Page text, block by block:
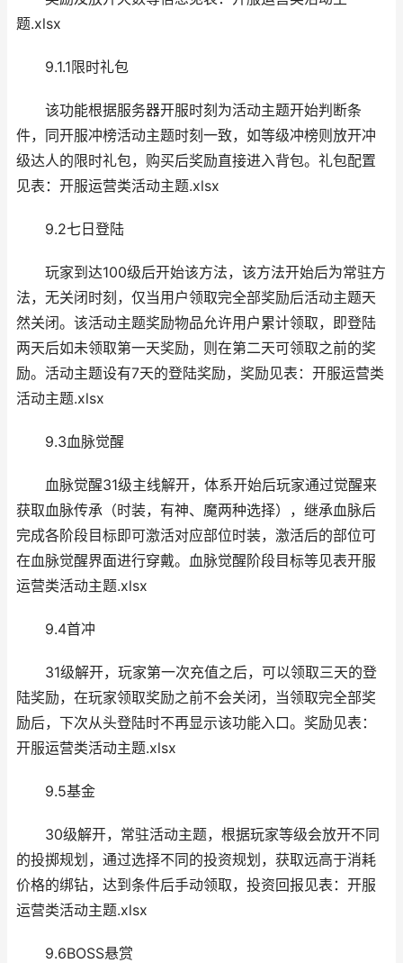
题.xlsx
9.1.1限时礼包
该功能根据服务器开服时刻为活动主题开始判断条
件，同开服冲榜活动主题时刻一致，如等级冲榜则放开冲
级达人的限时礼包，购买后奖励直接进入背包。礼包配置
见表：开服运营类活动主题.xlsx
9.2七日登陆
玩家到达100级后开始该方法，该方法开始后为常驻方
法，无关闭时刻，仅当用户领取完全部奖励后活动主题天
然关闭。该活动主题奖励物品允许用户累计领取，即登陆
两天后如未领取第一天奖励，则在第二天可领取之前的奖
励。活动主题设有7天的登陆奖励，奖励见表：开服运营类
活动主题.xlsx
9.3血脉觉醒
血脉觉醒31级主线解开，体系开始后玩家通过觉醒来
获取血脉传承（时装，有神、魔两种选择），继承血脉后
完成各阶段目标即可激活对应部位时装，激活后的部位可
在血脉觉醒界面进行穿戴。血脉觉醒阶段目标等见表开服
运营类活动主题.xlsx
9.4首冲
31级解开，玩家第一次充值之后，可以领取三天的登
陆奖励，在玩家领取奖励之前不会关闭，当领取完全部奖
励后，下次从头登陆时不再显示该功能入口。奖励见表：
开服运营类活动主题.xlsx
9.5基金
30级解开，常驻活动主题，根据玩家等级会放开不同
的投掷规划，通过选择不同的投资规划，获取远高于消耗
价格的绑钻，达到条件后手动领取，投资回报见表：开服
运营类活动主题.xlsx
9.6BOSS悬赏